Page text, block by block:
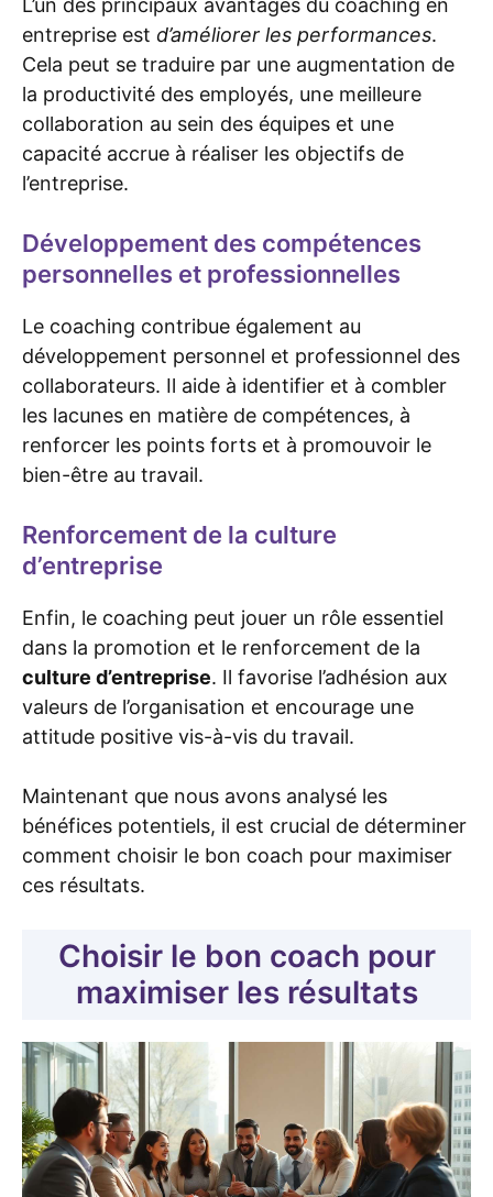
L’un des principaux avantages du coaching en
entreprise est d’améliorer les performances.
Cela peut se traduire par une augmentation de
la productivité des employés, une meilleure
collaboration au sein des équipes et une
capacité accrue à réaliser les objectifs de
l’entreprise.
Développement des compétences
personnelles et professionnelles
Le coaching contribue également au
développement personnel et professionnel des
collaborateurs. Il aide à identifier et à combler
les lacunes en matière de compétences, à
renforcer les points forts et à promouvoir le
bien-être au travail.
Renforcement de la culture
d’entreprise
Enfin, le coaching peut jouer un rôle essentiel
dans la promotion et le renforcement de la
culture d’entreprise. Il favorise l’adhésion aux
valeurs de l’organisation et encourage une
attitude positive vis-à-vis du travail.
Maintenant que nous avons analysé les
bénéfices potentiels, il est crucial de déterminer
comment choisir le bon coach pour maximiser
ces résultats.
Choisir le bon coach pour
maximiser les résultats